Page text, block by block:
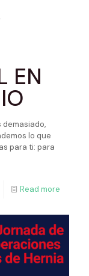
EN
demasiado,
lo que
para ti: para
Read more